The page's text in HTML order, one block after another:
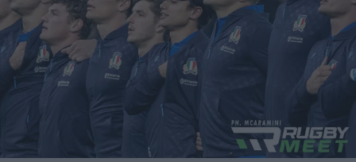
United Rugby Championship
Top14
Premiership
Champions Cup
Challenge Cup